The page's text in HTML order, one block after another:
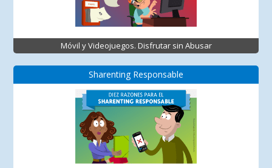
Móvil y Videojuegos. Disfrutar sin Abusar
Sharenting Responsable